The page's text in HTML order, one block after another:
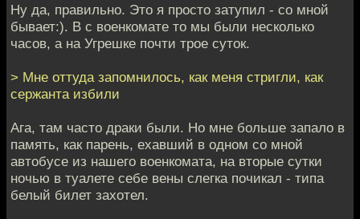
Ну да, правильно. Это я просто затупил - со мной
бывает:). В с военкомате то мы были несколько
часов, а на Угрешке почти трое суток.
> Мне оттуда запомнилось, как меня стригли, как
сержанта избили
Ага, там часто драки были. Но мне больше запало в
память, как парень, ехавший в одном со мной
автобусе из нашего военкомата, на вторые сутки
ночью в туалете себе вены слегка почикал - типа
белый билет захотел.